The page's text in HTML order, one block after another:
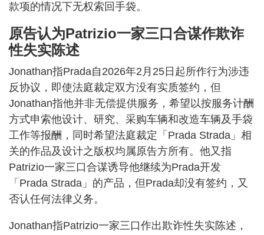
款项的情况下无权索回手袋。
原告认为Patrizio一家三口合谋作欺诈
性失实陈述
Jonathan指Prada自2026年2月25日起所作行为涉违
反协议，即使法庭裁定双方没有实质签约，但
Jonathan指他并非无偿提供服务，希望以按服务计酬
方式申索他设计、研究、采购车辆和改造车辆及手袋
工作等报酬，同时希望法庭裁定「Prada Strada」相
关的作品及设计之版权均属原告方所有。他又指
Patrizio一家三口合谋诱导他继续为Prada开发
「Prada Strada」的产品，但Prada却没有签约，又
否认任何法律义务。
Jonathan指Patrizio一家三口作出欺诈性失实陈述，